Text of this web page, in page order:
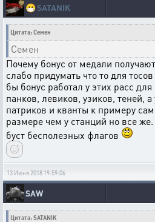
😷SATANIK
Цитата: Семен
Семен
Почему бонус от медали
слабо придумать что то для
бы бонус работал у этих расс
панков, левиков, узиков, теней, а
патриков и кванты к примеру
размере чем у станций но все
буст бесполезных флагов
13 Июня 2018 19:59:06
SAW
Цитата: SATANIK